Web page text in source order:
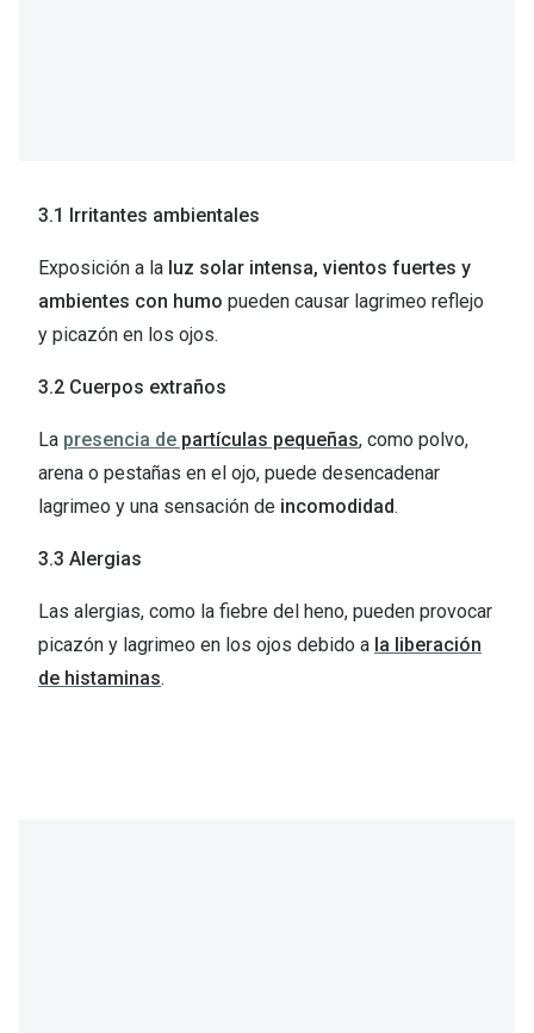
3.1 Irritantes ambientales
Exposición a la luz solar intensa, vientos fuertes y
ambientes con humo pueden causar lagrimeo reflejo
y picazón en los ojos.
3.2 Cuerpos extraños
La presencia de partículas pequeñas, como polvo,
arena o pestañas en el ojo, puede desencadenar
lagrimeo y una sensación de incomodidad.
3.3 Alergias
Las alergias, como la fiebre del heno, pueden provocar
picazón y lagrimeo en los ojos debido a la liberación
de histaminas.